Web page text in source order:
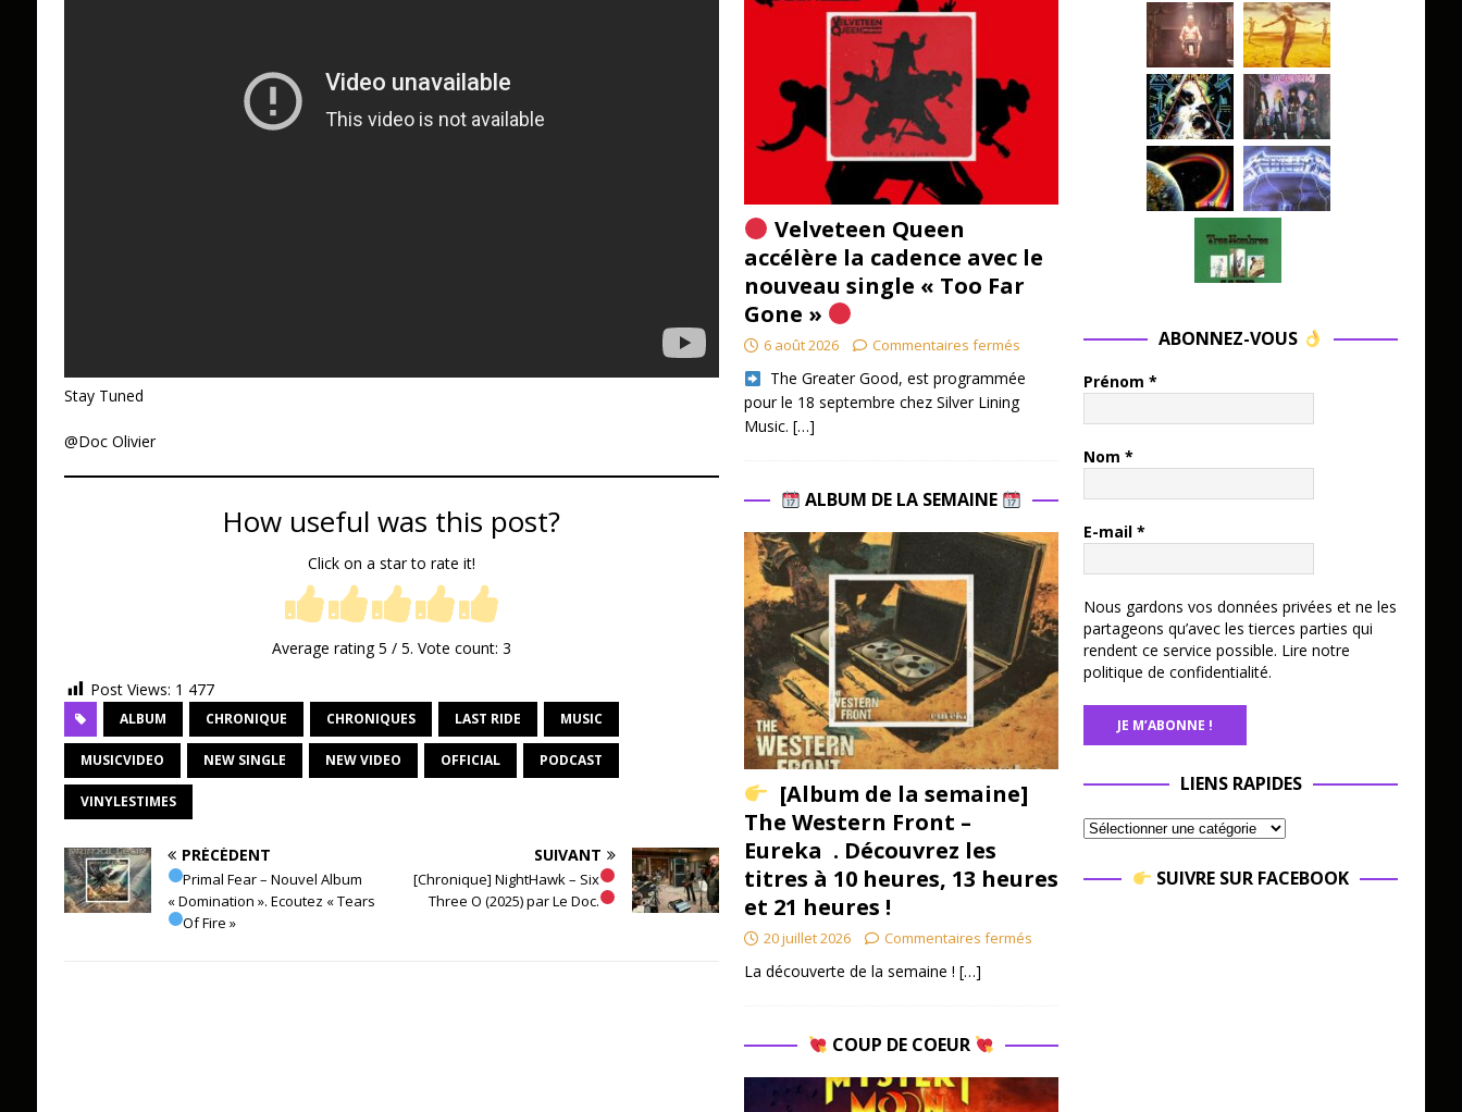
Stay Tuned
@Doc Olivier
How useful was this post?
Click on a star to rate it!
Average rating5 / 5. Vote count: 3
Post Views: 1 477
ALBUM CHRONIQUE CHRONIQUES LAST RIDE MUSIC
MUSICVIDEO NEW SINGLE NEW VIDEO OFFICIAL PODCAST
VINYLESTIMES
PRÉCÉDENT
Primal Fear – Nouvel Album
« Domination ». Ecoutez « Tears
Of Fire »
SUIVANT
[Chronique] NightHawk – Six
Three O (2025) par Le Doc.
Velveteen Queen
accélère la cadence avec le
nouveau single « Too Far
Gone »
6 août 2026 Commentaires fermés
​ The Greater Good, est programmée
pour le 18 septembre chez Silver Lining
Music. […]
ALBUM DE LA SEMAINE
[Album de la semaine]
The Western Front –
Eureka . Découvrez les
titres à 10 heures, 13 heures
et 21 heures !
20 juillet 2026 Commentaires fermés
La découverte de la semaine ! […]
COUP DE COEUR
ABONNEZ-VOUS
Prénom *
Nom *
E-mail *
Nous gardons vos données privées et ne les
partageons qu’avec les tierces parties qui
rendent ce service possible. Lire notre
politique de confidentialité.
LIENS RAPIDES
SUIVRE SUR FACEBOOK